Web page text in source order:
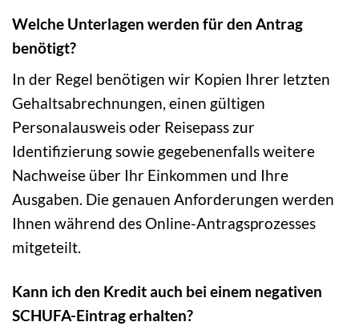
Welche Unterlagen werden für den Antrag
benötigt?
In der Regel benötigen wir Kopien Ihrer letzten
Gehaltsabrechnungen, einen gültigen
Personalausweis oder Reisepass zur
Identifizierung sowie gegebenenfalls weitere
Nachweise über Ihr Einkommen und Ihre
Ausgaben. Die genauen Anforderungen werden
Ihnen während des Online-Antragsprozesses
mitgeteilt.
Kann ich den Kredit auch bei einem negativen
SCHUFA-Eintrag erhalten?